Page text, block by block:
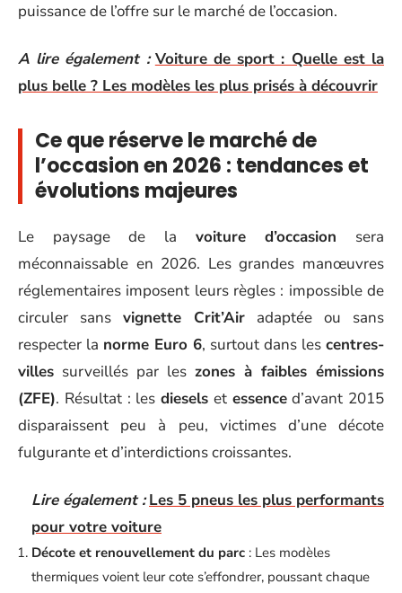
puissance de l’offre sur le marché de l’occasion.
A lire également : Voiture de sport : Quelle est la
plus belle ? Les modèles les plus prisés à découvrir
Ce que réserve le marché de
l’occasion en 2026 : tendances et
évolutions majeures
Le paysage de la voiture d’occasion sera
méconnaissable en 2026. Les grandes manœuvres
réglementaires imposent leurs règles : impossible de
circuler sans vignette Crit’Air adaptée ou sans
respecter la norme Euro 6, surtout dans les centres-
villes surveillés par les zones à faibles émissions
(ZFE). Résultat : les diesels et essenced’avant 2015
disparaissent peu à peu, victimes d’une décote
fulgurante et d’interdictions croissantes.
Lire également : Les 5 pneus les plus performants
pour votre voiture
Décote et renouvellement du parc : Les modèles
thermiques voient leur cote s’effondrer, poussant chaque